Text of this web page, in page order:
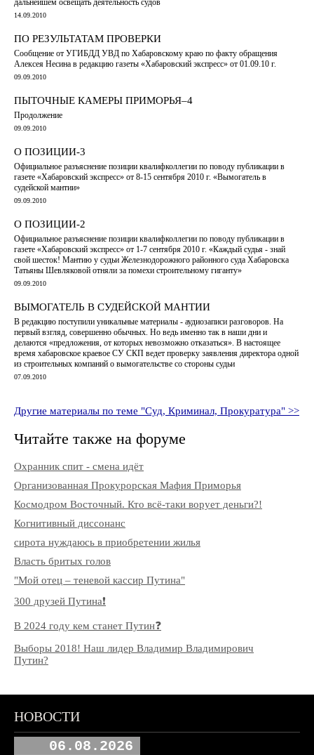
14.09.2010
ПО РЕЗУЛЬТАТАМ ПРОВЕРКИ
Сообщение от УГИБДД УВД по Хабаровскому краю по факту обращения
Алексея Несина в редакцию газеты «Хабаровский экспресс» от 01.09.10 г.
09.09.2010
ПЫТОЧНЫЕ КАМЕРЫ ПРИМОРЬЯ–4
Продолжение
09.09.2010
О ПОЗИЦИИ-3
Официальное разъяснение позиции квалифколлегии по поводу публикации в
газете «Хабаровский экспресс» от 8-15 сентября 2010 г. «Вымогатель в
судейской мантии»
09.09.2010
О ПОЗИЦИИ-2
Официальное разъяснение позиции квалифколлегии по поводу публикации в
газете «Хабаровский экспресс» от 1-7 сентября 2010 г. «Каждый судья - знай
свой шесток! Мантию у судьи Железнодорожного районного суда Хабаровска
Татьяны Шевляковой отняли за помехи строительному гиганту»
09.09.2010
ВЫМОГАТЕЛЬ В СУДЕЙСКОЙ МАНТИИ
В редакцию поступили уникальные материалы - аудиозаписи разговоров. На
первый взгляд, совершенно обычных. Но ведь именно так в наши дни и
делаются «предложения, от которых невозможно отказаться». В настоящее
время хабаровское краевое СУ СКП ведет проверку заявления директора одной
из строительных компаний о вымогательстве со стороны судьи
07.09.2010
Другие материалы по теме "Суд, Криминал, Прокуратура" >>
Читайте также на форуме
Охранник спит - смена идёт
Организованная Прокурорская Мафия Приморья
Космодром Восточный. Кто всё-таки ворует деньги?!
Когнитивный диссонанс
сирота нуждаюсь в приобретении жилья
Власть бритых голов
"Мой отец – теневой кассир Путина"
300 друзей Путина❗️
В 2024 году кем станет Путин❓
Выборы 2018! Наш лидер Владимир Владимирович
Путин?
НОВОСТИ
06.08.2026